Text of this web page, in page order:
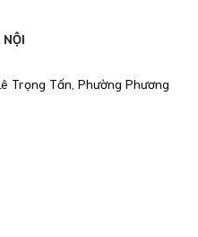
Trọng Tấn, Phường Phương